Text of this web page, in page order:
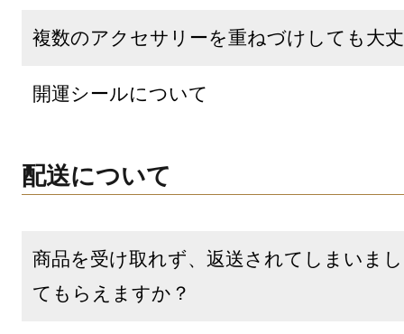
複数のアクセサリーを重ねづけしても大
開運シールについて
配送について
商品を受け取れず、返送されてしまいま
てもらえますか？